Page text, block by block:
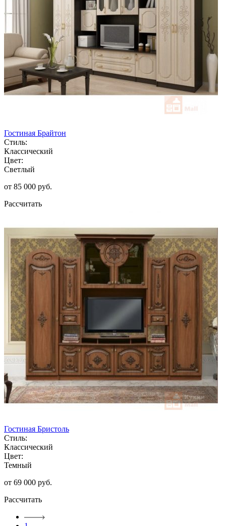
Гостиная Брайтон
Стиль:
Классический
Цвет:
Светлый
от 85 000 руб.
Рассчитать
Гостиная Бристоль
Стиль:
Классический
Цвет:
Темный
от 69 000 руб.
Рассчитать